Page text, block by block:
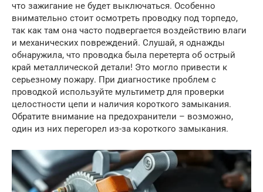
что зажигание не будет выключаться. Особенно
внимательно стоит осмотреть проводку под торпедо,
так как там она часто подвергается воздействию влаги
и механических повреждений. Слушай, я однажды
обнаружила, что проводка была перетерта об острый
край металлической детали! Это могло привести к
серьезному пожару. При диагностике проблем с
проводкой используйте мультиметр для проверки
целостности цепи и наличия короткого замыкания.
Обратите внимание на предохранители – возможно,
один из них перегорел из-за короткого замыкания.